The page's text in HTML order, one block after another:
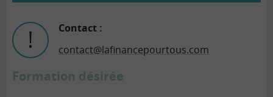
Contact :
contact@lafinancepourtous.com
Formation désirée